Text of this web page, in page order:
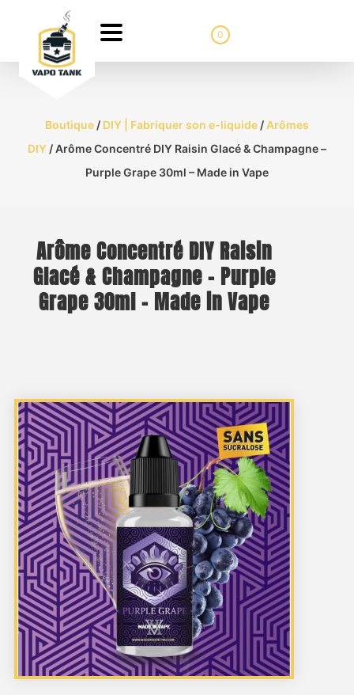
0
Boutique/ DIY | Fabriquer son e-liquide/ Arômes
DIY/ Arôme Concentré DIY Raisin Glacé & Champagne –
Purple Grape 30ml – Made in Vape
Arôme Concentré DIY Raisin
Glacé & Champagne – Purple
Grape 30ml – Made in Vape